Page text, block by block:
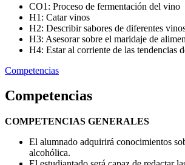
CO1: Proceso de fermentación del vino
H1: Catar vinos
H2: Describir sabores de diferentes
H3: Asesorar sobre el maridaje de
H4: Estar al corriente de las tendencias
Competencias
Competencias
COMPETENCIAS GENERALES
El alumnado adquirirá conocimientos
alcohólica.